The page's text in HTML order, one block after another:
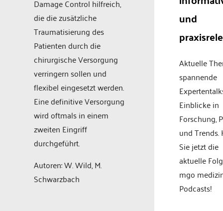
Damage Control hilfreich,
die die zusätzliche
Traumatisierung des
Patienten durch die
chirurgische Versorgung
verringern sollen und
flexibel eingesetzt werden.
Eine definitive Versorgung
wird oftmals in einem
zweiten Eingriff
durchgeführt.
Autoren: W. Wild, M.
Schwarzbach
und
Aktuelle
spannende
Einblicke in
Forschung,
und Trends.
Sie jetzt die
aktuelle
mgo
Podcasts!